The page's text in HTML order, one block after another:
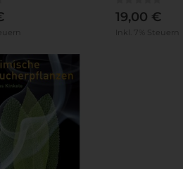
0%
19,00 €
Inkl. 7% Steuern